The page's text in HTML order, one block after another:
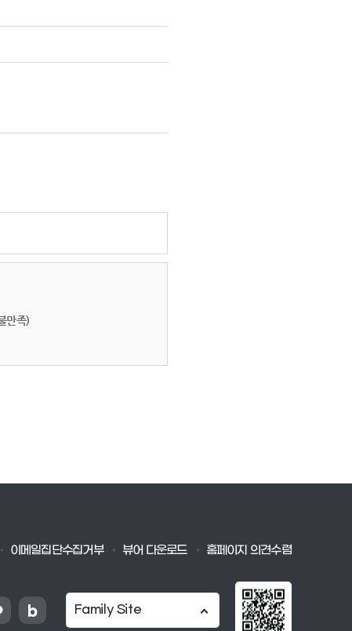
만족)
이메일집단수집거부 뷰어 다운로드 홈페이지 의견수렴
Family Site